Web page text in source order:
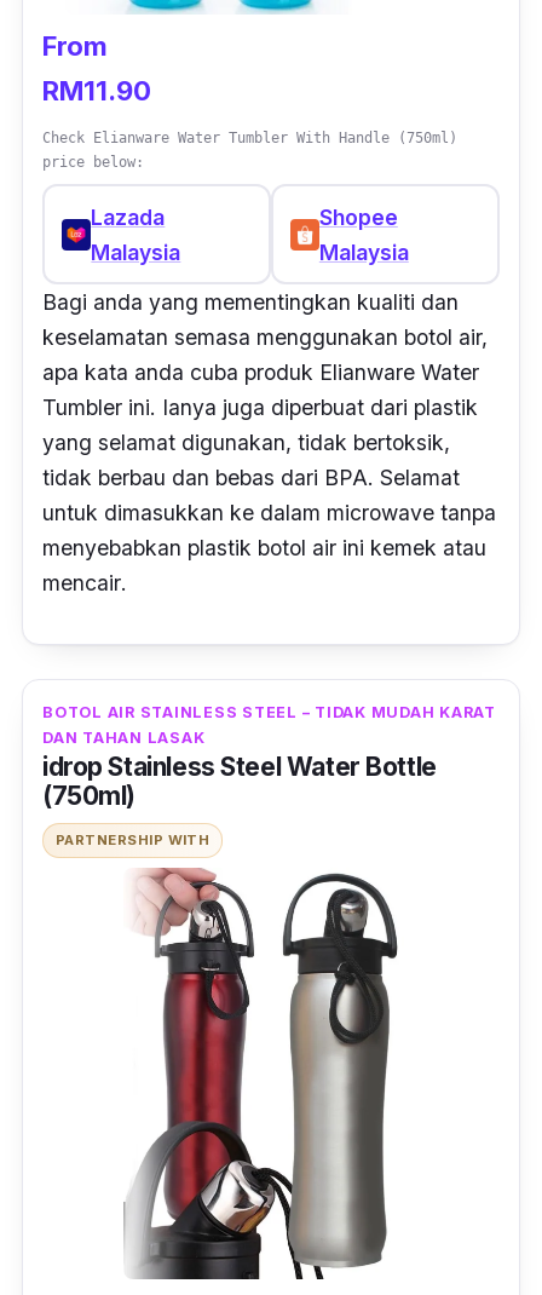
From
RM11.90
Check Elianware Water Tumbler With Handle (750ml)
price below:
Lazada
Malaysia
Shopee
Malaysia
Bagi anda yang mementingkan kualiti dan
keselamatan semasa menggunakan botol air,
apa kata anda cuba produk Elianware Water
Tumbler ini. Ianya juga diperbuat dari plastik
yang selamat digunakan, tidak bertoksik,
tidak berbau dan bebas dari BPA. Selamat
untuk dimasukkan ke dalam microwave tanpa
menyebabkan plastik botol air ini kemek atau
mencair.
BOTOL AIR STAINLESS STEEL – TIDAK MUDAH KARAT
DAN TAHAN LASAK
idrop Stainless Steel Water Bottle
(750ml)
PARTNERSHIP WITH